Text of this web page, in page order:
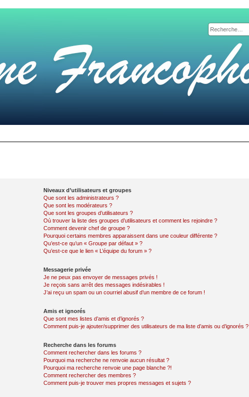
Niveaux d’utilisateurs et groupes
Que sont les administrateurs ?
Que sont les modérateurs ?
Que sont les groupes d’utilisateurs ?
Où trouver la liste des groupes d’utilisateurs et comment les rejoindre ?
Comment devenir chef de groupe ?
Pourquoi certains membres apparaissent dans une couleur différente ?
Qu’est-ce qu’un « Groupe par défaut » ?
Qu’est-ce que le lien « L’équipe du forum » ?
Messagerie privée
Je ne peux pas envoyer de messages privés !
Je reçois sans arrêt des messages indésirables !
J’ai reçu un spam ou un courriel abusif d’un membre de ce forum !
Amis et ignorés
Que sont mes listes d’amis et d’ignorés ?
Comment puis-je ajouter/supprimer des utilisateurs de ma liste d’amis ou d’ignorés ?
Recherche dans les forums
Comment rechercher dans les forums ?
Pourquoi ma recherche ne renvoie aucun résultat ?
Pourquoi ma recherche renvoie une page blanche ?!
Comment rechercher des membres ?
Comment puis-je trouver mes propres messages et sujets ?